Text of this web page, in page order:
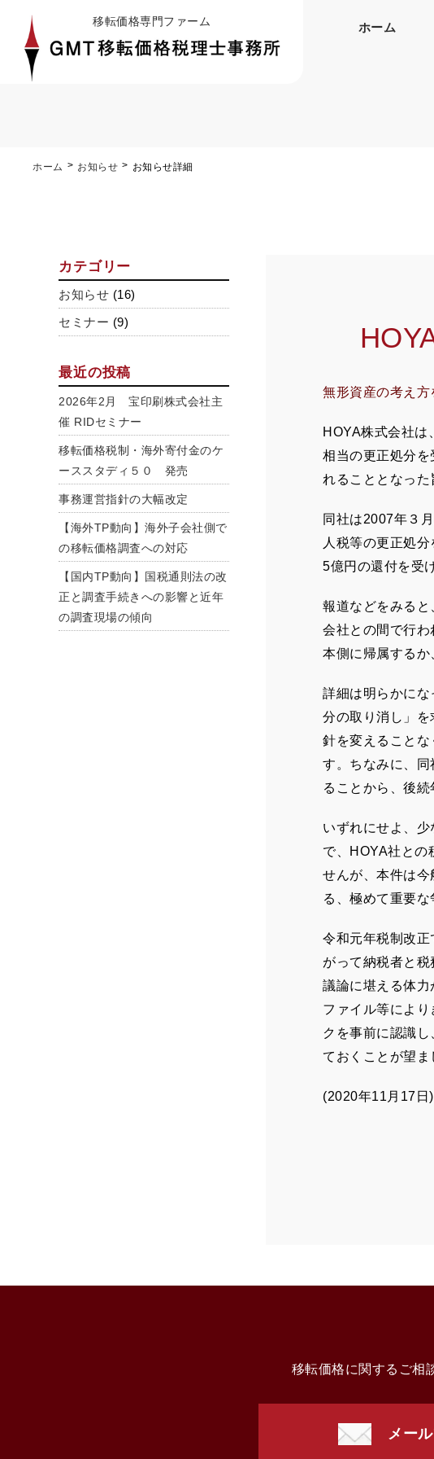
移転価格専門ファーム ホーム
ホーム お知らせ お知らせ詳細
無形資産の考え方
HOYA株式会社は
相当の更正処分
れることとなった
同社は2007年３
人税等の更正処
5億円の還付を受
報道などをみる
会社との間で行わ
本側に帰属するか
詳細は明らかに
分の取り消し」
針を変えることな
す。ちなみに、
ることから、後
いずれにせよ、
で、HOYA社との
せんが、本件は
る、極めて重要な
令和元年税制改
がって納税者と
議論に堪える体
ファイル等によ
クを事前に認識
ておくことが望ま
(2020年11月17日)
カテゴリー
お知らせ (16)
セミナー (9)
最近の投稿
2026年2月 宝印刷株式会社主
催 RIDセミナー
移転価格税制・海外寄付金のケ
ーススタディ５０ 発売
事務運営指針の大幅改定
【海外TP動向】海外子会社側で
の移転価格調査への対応
【国内TP動向】国税通則法の改
正と調査手続きへの影響と近年
の調査現場の傾向
移転価格に関するご相
メー